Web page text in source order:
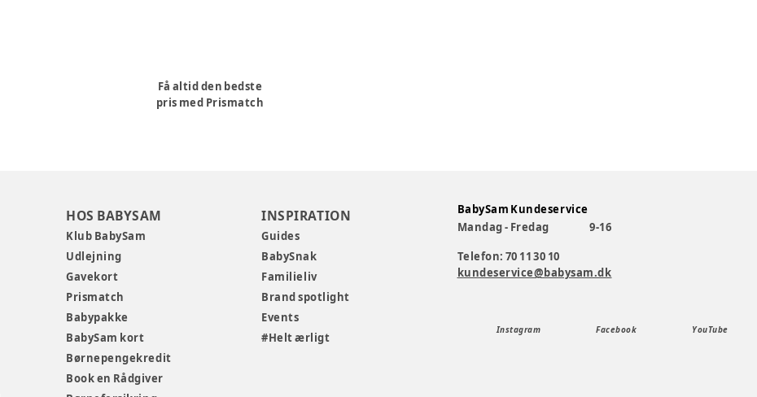
Få altid den bedste
pris med Prismatch
HOS BABYSAM
Klub BabySam
Udlejning
Gavekort
Prismatch
Babypakke
BabySam kort
Børnepengekredit
Book en Rådgiver
INSPIRATION
Guides
BabySnak
Familieliv
Brand spotlight
Events
#Helt ærligt
BabySam Kundeservice
Mandag - Fredag
9-16
Telefon: 70 11 30 10
kundeservice@babysam.dk
Instagram Facebook YouTube